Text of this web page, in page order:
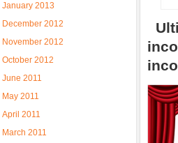
January 2013
December 2012
November 2012
October 2012
June 2011
May 2011
April 2011
March 2011